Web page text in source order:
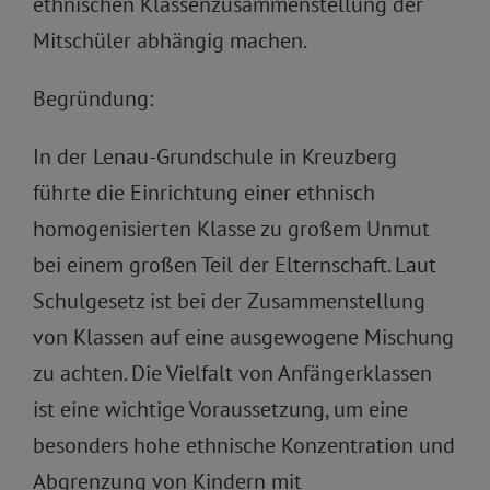
Mitschüler abhängig machen.
Begründung:
In der Lenau-Grundschule in Kreuzberg
führte die Einrichtung einer ethnisch
homogenisierten Klasse zu großem Unmut
bei einem großen Teil der Elternschaft. Laut
Schulgesetz ist bei der Zusammenstellung
von Klassen auf eine ausgewogene Mischung
zu achten. Die Vielfalt von Anfängerklassen
ist eine wichtige Voraussetzung, um eine
besonders hohe ethnische Konzentration und
Abgrenzung von Kindern mit